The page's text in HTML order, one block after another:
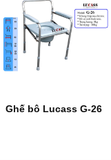
Ghế bô Lucass G-26